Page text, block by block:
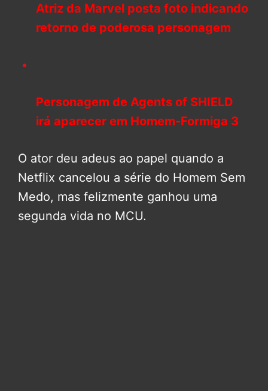
Atriz da Marvel posta foto indicando
retorno de poderosa personagem
Personagem de Agents of SHIELD
irá aparecer em Homem-Formiga 3
O ator deu adeus ao papel quando a
Netflix cancelou a série do Homem Sem
Medo, mas felizmente ganhou uma
segunda vida no MCU.